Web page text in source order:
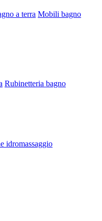
a terra Mobili bagno
Rubinetteria bagno
idromassaggio